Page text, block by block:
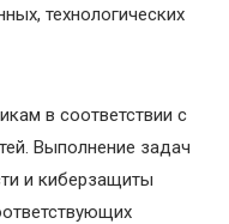
технологических
в соответствии с
Выполнение задач
и киберзащиты